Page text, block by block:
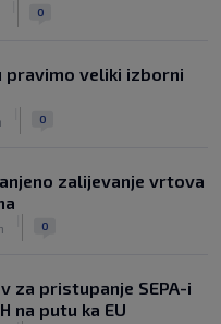
0
pravimo veliki izborni
0
zalijevanje vrtova
0
za pristupanje SEPA-i
na putu ka EU